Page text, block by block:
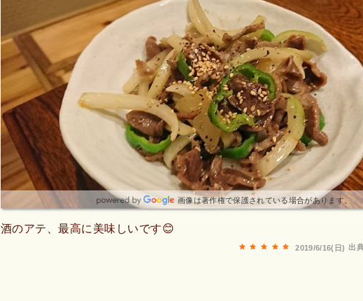
画像は著作権で保護されている場合があります。
酒のアテ、最高に美味しいです😊
出
2019/6/16(日)